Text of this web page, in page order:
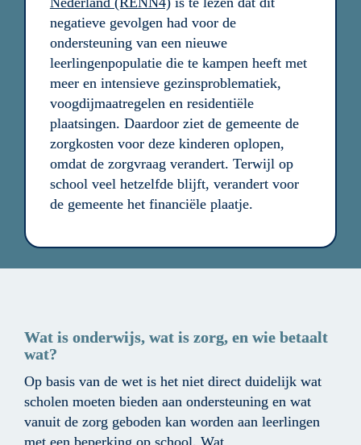
negatieve gevolgen had voor de
ondersteuning van een nieuwe
leerlingenpopulatie die te kampen heeft met
meer en intensieve gezinsproblematiek,
voogdijmaatregelen en residentiële
plaatsingen. Daardoor ziet de gemeente de
zorgkosten voor deze kinderen oplopen,
omdat de zorgvraag verandert. Terwijl op
school veel hetzelfde blijft, verandert voor
de gemeente het financiële plaatje.
Wat is onderwijs, wat is zorg, en wie betaalt
wat?
Op basis van de wet is het niet direct duidelijk wat
scholen moeten bieden aan ondersteuning en wat
vanuit de zorg geboden kan worden aan leerlingen
met een beperking op school. Wat